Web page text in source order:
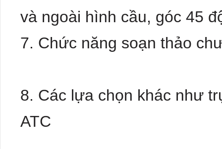
và ngoài hình cầu, góc 45
Chức năng soạn thảo
Các lựa chọn khác như
ATC